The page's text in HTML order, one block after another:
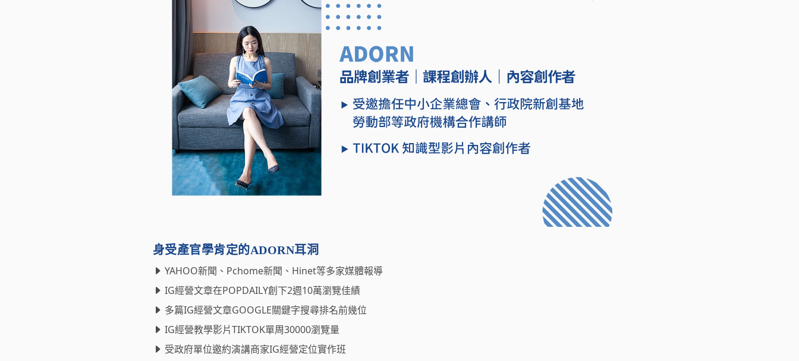
身受產官學肯定的ADORN耳洞
YAHOO新聞、Pchome新聞、Hinet等多家媒體報導
IG經營文章在POPDAILY創下2週10萬瀏覽佳績
多篇IG經營文章GOOGLE關鍵字搜尋排名前幾位
IG經營教學影片TIKTOK單周30000瀏覽量
受政府單位邀約演講商家IG經營定位實作班